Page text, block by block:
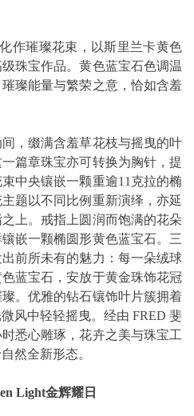
作璀璨花束，以斯里兰卡黄色
珠宝作品。黄色蓝宝石色调温
璨能量与繁荣之意，恰如含羞
，缀满含羞草花枝与摇曳的叶
篇章珠宝亦可转换为胸针，提
中央镶嵌一颗重逾11克拉的椭
题以不同比例重新演绎，亦延
上。戒指上圆润而饱满的花朵
嵌一颗椭圆形黄色蓝宝石。三
前所未有的魅力：每一朵绒球
蓝宝石，安放于黄金珠饰花冠
。优雅的钻石镶饰叶片簇拥着
风中轻轻摇曳。经由 FRED 斐
悉心雕琢，花卉之美与珠宝工
然全新形态。
Light金辉耀日